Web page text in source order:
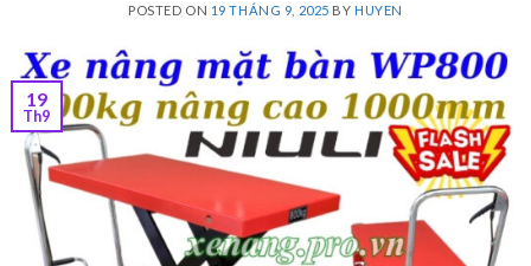
POSTED ON 19 THÁNG 9, 2025 BY HUYEN
19
Th9